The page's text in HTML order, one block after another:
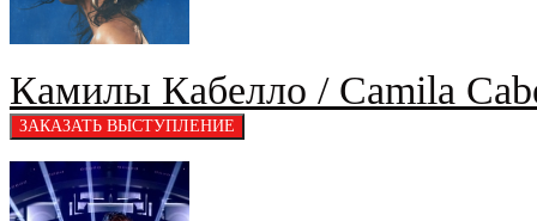
Камилы Кабелло / Camila